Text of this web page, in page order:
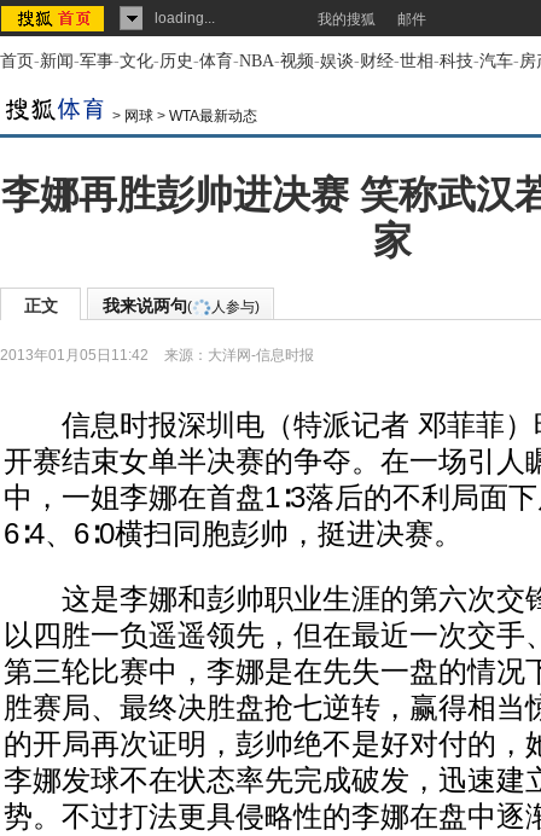
loading... 我的搜狐 邮件
首页-新闻-军事-文化-历史-体育-NBA-视频-娱谈-财经-世相-科技-汽车-房
> 网球 > WTA最新动态
李娜再胜彭帅进决赛 笑称武汉
家
正文 我来说两句( 人参与)
2013年01月05日11:42 来源： 大洋网-信息时报
信息时报深圳电（特派记者 邓菲菲）
开赛结束女单半决赛的争夺。在一场引人
中，一姐李娜在首盘1∶3落后的不利局面
6∶4、6∶0横扫同胞彭帅，挺进决赛。
这是李娜和彭帅职业生涯的第六次交
以四胜一负遥遥领先，但在最近一次交手
第三轮比赛中，李娜是在先失一盘的情况
胜赛局、最终决胜盘抢七逆转，赢得相当
的开局再次证明，彭帅绝不是好对付的，
李娜发球不在状态率先完成破发，迅速建
势。不过打法更具侵略性的李娜在盘中逐